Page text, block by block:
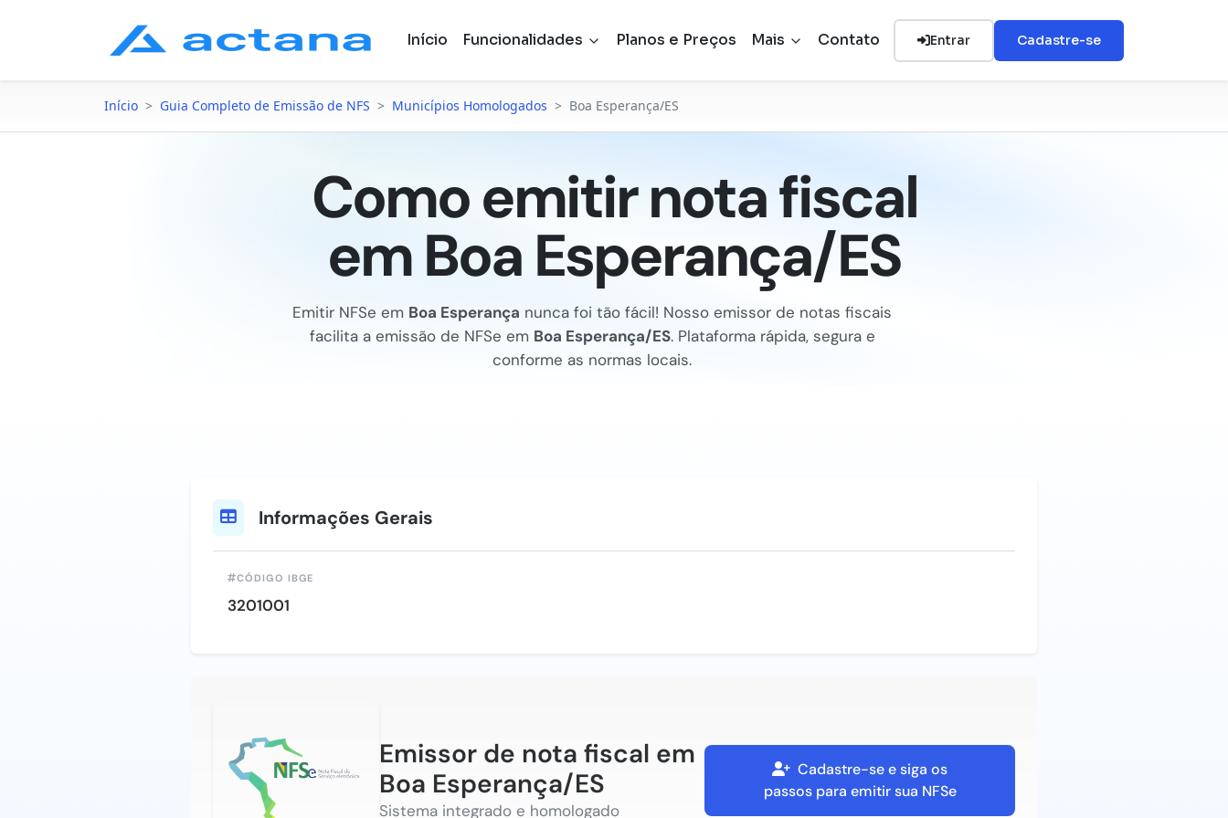
Início Funcionalidades Planos e Preços Mais Contato Entrar Cadastre-se
Início > Guia Completo de Emissão de NFS > Municípios Homologados > Boa Esperança/ES
Como emitir nota fiscal
em Boa Esperança/ES
Emitir NFSe em Boa Esperança nunca foi tão fácil! Nosso emissor de notas fiscais
facilita a emissão de NFSe em Boa Esperança/ES. Plataforma rápida, segura e
conforme as normas locais.
Informações Gerais
CÓDIGO IBGE
3201001
Emissor de nota fiscal em
Boa Esperança/ES
Sistema integrado e homologado
Cadastre-se e siga os
passos para emitir sua NFSe